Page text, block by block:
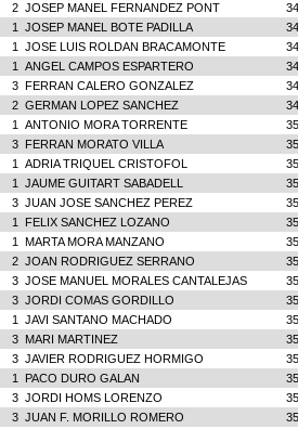
2 JOSEP MANEL FERNANDEZ PONT
1 JOSEP MANEL BOTE PADILLA
1 JOSE LUIS ROLDAN BRACAMONTE
1 ANGEL CAMPOS ESPARTERO
3 FERRAN CALERO GONZALEZ
2 GERMAN LOPEZ SANCHEZ
1 ANTONIO MORA TORRENTE
3 FERRAN MORATO VILLA
1 ADRIA TRIQUEL CRISTOFOL
1 JAUME GUITART SABADELL
3 JUAN JOSE SANCHEZ PEREZ
1 FELIX SANCHEZ LOZANO
1 MARTA MORA MANZANO
2 JOAN RODRIGUEZ SERRANO
3 JOSE MANUEL MORALES CANTALEJAS
3 JORDI COMAS GORDILLO
1 JAVI SANTANO MACHADO
3 MARI MARTINEZ
3 JAVIER RODRIGUEZ HORMIGO
1 PACO DURO GALAN
3 JORDI HOMS LORENZO
3 JUAN F. MORILLO ROMERO